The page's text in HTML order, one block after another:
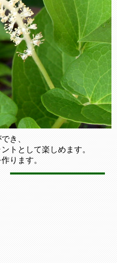
き、
トとして楽しめます。
ります。